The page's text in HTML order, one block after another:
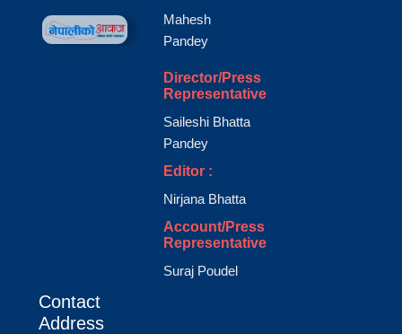
Mahesh
Pandey
Director/Press
Representative
Saileshi Bhatta
Pandey
Editor :
Nirjana Bhatta
Account/Press
Representative
Suraj Poudel
Contact
Address